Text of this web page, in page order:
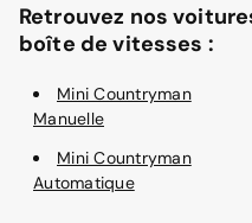
Retrouvez nos
boîte de vitesses :
Mini Countryman
Manuelle
Mini Countryman
Automatique